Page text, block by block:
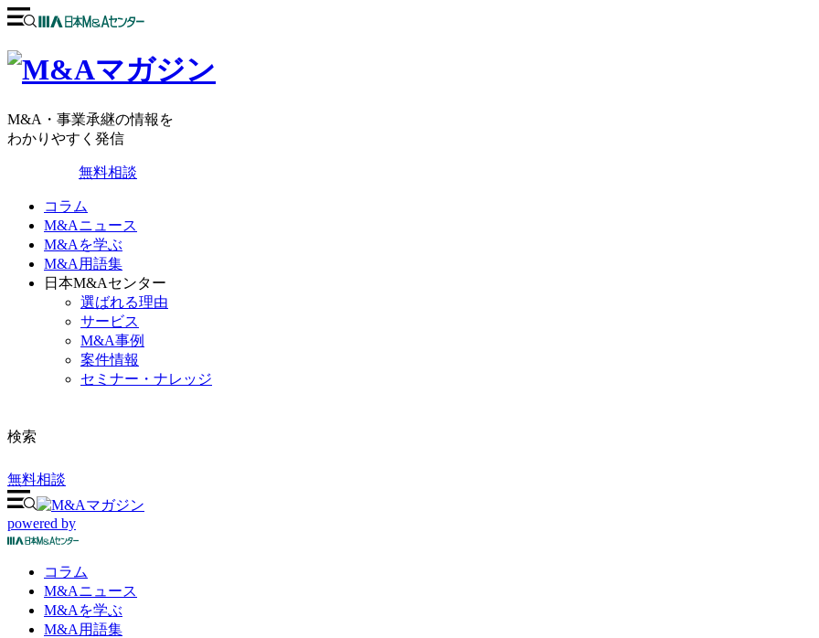
M&A・事業承継の情報を
わかりやすく発信
無料相談
コラム
M&Aニュース
M&Aを学ぶ
M&A用語集
日本M&Aセンター
選ばれる理由
サービス
M&A事例
案件情報
セミナー・ナレッジ
検索
無料相談
powered by
コラム
M&Aニュース
M&Aを学ぶ
M&A 用語集